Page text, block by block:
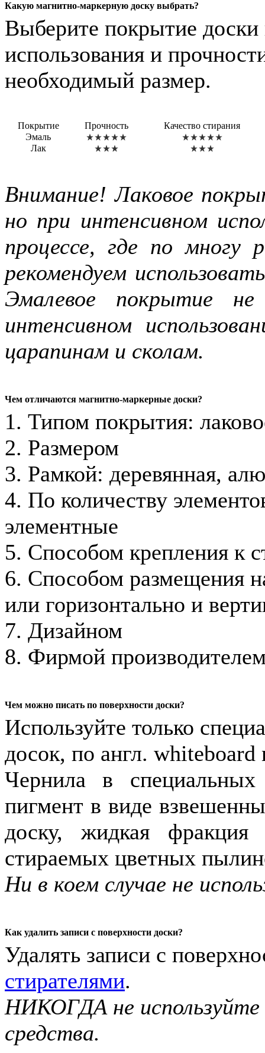
Какую магнитно-маркерную доску выбрать?
Выберите покрытие доски
использования и
необходимый размер.
Покрытие Прочность
Качество стирания
Эмаль
Лак
Внимание! Лаковое
но при интенсивном
процессе, где по
рекомендуем
Эмалевое покрытие
интенсивном
царапинам и сколам.
Чем отличаются магнитно-маркерные доски?
1. Типом покрытия:
2. Размером
3. Рамкой: деревянная,
4. По количеству
элементные
5. Способом крепления к
6. Способом размещения
или горизонтально и
7. Дизайном
8. Фирмой
Чем можно писать по поверхности доски?
Используйте только
досок, по англ.
Чернила в
пигмент в виде
доску, жидкая
стираемых цветных
Ни в коем случае не
Как удалить записи с поверхности доски?
Удалять записи с
стирателями.
НИКОГДА не используйте
средства.